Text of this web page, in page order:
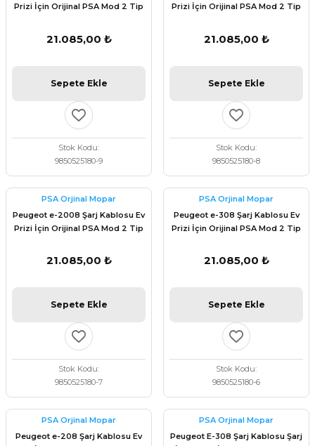
Prizi İçin Orijinal PSA Mod 2 Tip
21.085,00 ₺
Sepete Ekle
Stok Kodu
9850525180-9
Prizi İçin Orijinal PSA Mod 2 Tip
21.085,00 ₺
Sepete Ekle
Stok Kodu
9850525180-8
PSA Orjinal Mopar
Peugeot e-2008 Şarj Kablosu Ev
Prizi İçin Orijinal PSA Mod 2 Tip
21.085,00 ₺
Sepete Ekle
Stok Kodu
9850525180-7
PSA Orjinal Mopar
Peugeot e-308 Şarj Kablosu Ev
Prizi İçin Orijinal PSA Mod 2 Tip
21.085,00 ₺
Sepete Ekle
Stok Kodu
9850525180-6
PSA Orjinal Mopar
Peugeot e-208 Şarj Kablosu Ev
PSA Orjinal Mopar
Peugeot E-308 Şarj Kablosu Şarj